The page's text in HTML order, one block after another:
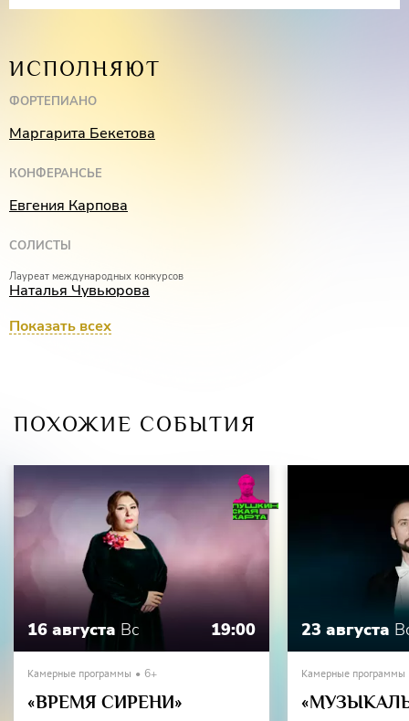
ИСПОЛНЯЮТ
ФОРТЕПИАНО
Маргарита Бекетова
КОНФЕРАНСЬЕ
Евгения Карпова
СОЛИСТЫ
Лауреат международных конкурсов
Наталья Чувьюрова
Илья Точилкин
Показать всех
ПОХОЖИЕ СОБЫТИЯ
16 августа Вс 19:00
Камерные программы 6+
«ВРЕМЯ СИРЕНИ»
23 августа
Камерные программы